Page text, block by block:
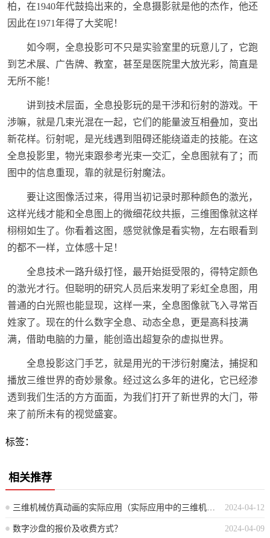
柏，在1940年代鼓捣出来的，全息摄影就是他的杰作，他还
因此在1971年得了大奖呢！
如今啊，全息投影可不只是实验室里的玩意儿了，它跑
到艺术展、广告牌、教室，甚至是医院里大放光彩，简直是
无所不能！
讲到技术层面，全息投影玩的是干涉和衍射的游戏。干
涉嘛，就是几束光混在一起，它们的能量波互相叠加，变出
新花样。衍射呢，是光线遇到阻碍还能绕道走的技能。在这
全息投影里，物光束跟参考光束一交汇，全息图就有了；而
图中的信息重现，靠的就是衍射魔法。
要让这图像活过来，得用当初记录时那种颜色的激光，
这样光线才能和全息图上的微细花纹共振，三维图像就这样
栩栩如生了。你看着这图，感觉就像是看实物，左右眼看到
的都不一样，立体感十足！
全息技术一路升级打怪，最开始挺受限的，得特定颜色
的激光才行。但聪明的研究人员后来发明了彩虹全息图，用
普通的白光照也能显现，这样一来，全息图像就飞入寻常百
姓家了。现在的什么数字全息、动态全息，更是高科技满
满，借助电脑的力量，能创造出超复杂的虚拟世界。
全息投影这门手艺，就是用光的干涉衍射魔法，捕捉和
播放三维世界的奇妙景象。经过这么多年的进化，它已经渗
透到我们生活的方方面面，为我们打开了新世界的大门，带
来了前所未有的视觉盛宴。
标签：
相关推荐
2024-04-12
三维机械仿真动画的实际应用（实际应用中的三维机械模拟动画）
2024-04-09
数字沙盘的报价及收费方式？